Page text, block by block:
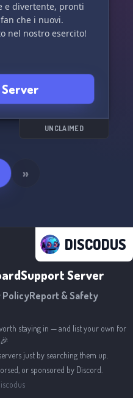
e divertente, pronti
che i nuovi.
nel nostro esercito!
UNCLAIMED
»
DISCODUS
Support Server
PolicyReport & Safety
staying in — and list your own for
just by searching them up.
or sponsored by Discord.